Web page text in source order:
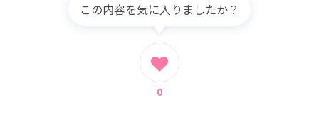
この内容を気に入りましたか？
0